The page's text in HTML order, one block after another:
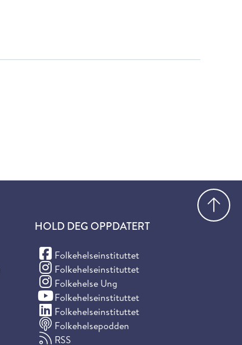
HOLD DEG OPPDATERT
Folkehelseinstituttet
(Facebook)
Folkehelseinstituttet
(Instagram)
Folkehelse Ung
(Instagram)
Folkehelseinstituttet
(YouTube)
Folkehelseinstituttet
(LinkedIn)
Folkehelsepodden
RSS